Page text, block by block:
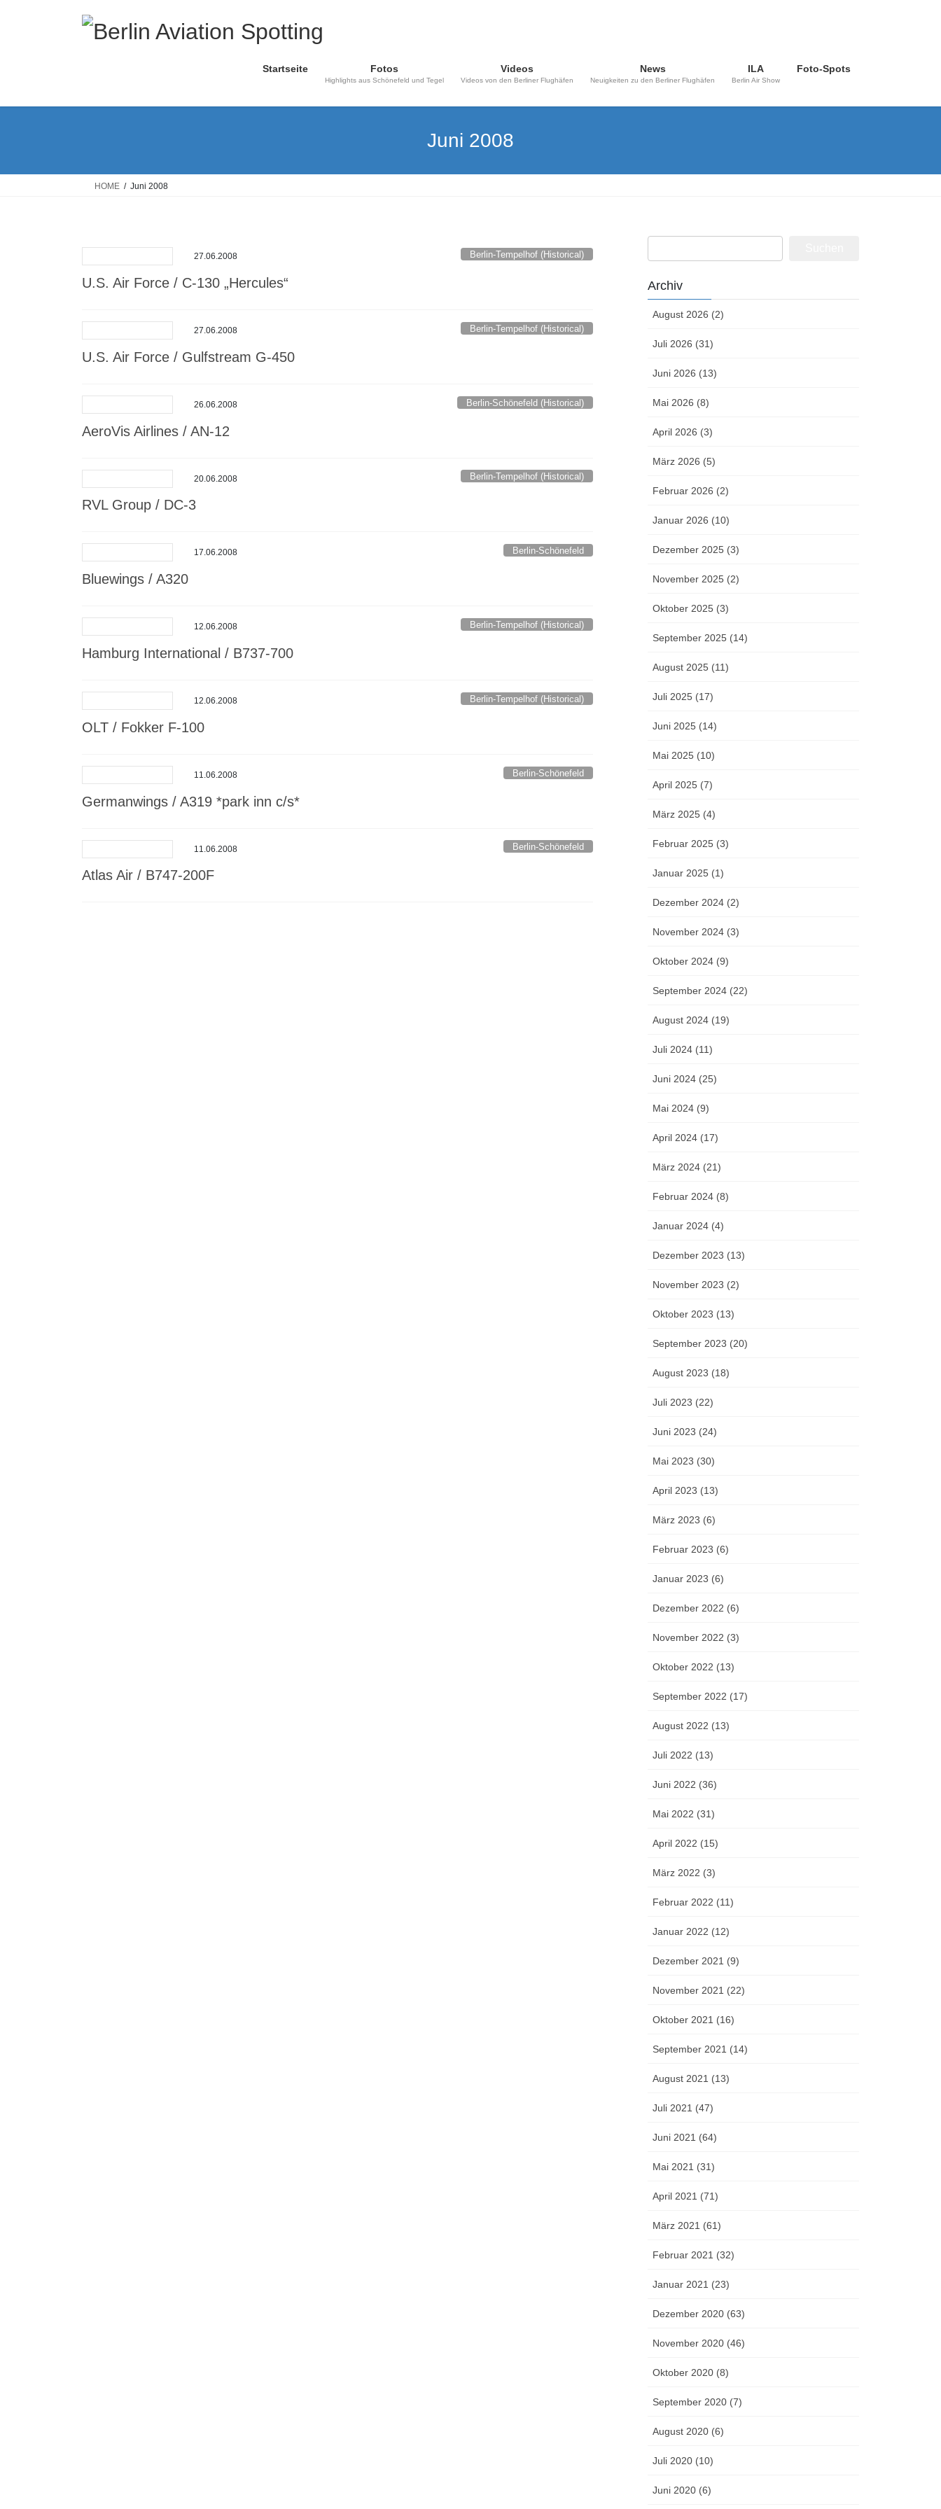
Startseite Fotos
Highlights aus Schönefeld und Tegel
Videos
Videos von den Berliner Flughäfen
News
Neuigkeiten zu den Berliner Flughäfen
ILA
Berlin Air Show
Foto-Spots
Juni 2008
HOME Juni 2008
27.06.2008 Berlin-Tempelhof (Historical)
U.S. Air Force / C-130 „Hercules“
27.06.2008 Berlin-Tempelhof (Historical)
U.S. Air Force / Gulfstream G-450
26.06.2008 Berlin-Schönefeld (Historical)
AeroVis Airlines / AN-12
20.06.2008 Berlin-Tempelhof (Historical)
RVL Group / DC-3
17.06.2008 Berlin-Schönefeld
Bluewings / A320
12.06.2008 Berlin-Tempelhof (Historical)
Hamburg International / B737-700
12.06.2008 Berlin-Tempelhof (Historical)
OLT / Fokker F-100
11.06.2008 Berlin-Schönefeld
Germanwings / A319 *park inn c/s*
11.06.2008 Berlin-Schönefeld
Atlas Air / B747-200F
nach:
Archiv
August 2026 (2)
Juli 2026 (31)
Juni 2026 (13)
Mai 2026 (8)
April 2026 (3)
März 2026 (5)
Februar 2026 (2)
Januar 2026 (10)
Dezember 2025 (3)
November 2025 (2)
Oktober 2025 (3)
September 2025 (14)
August 2025 (11)
Juli 2025 (17)
Juni 2025 (14)
Mai 2025 (10)
April 2025 (7)
März 2025 (4)
Februar 2025 (3)
Januar 2025 (1)
Dezember 2024 (2)
November 2024 (3)
Oktober 2024 (9)
September 2024 (22)
August 2024 (19)
Juli 2024 (11)
Juni 2024 (25)
Mai 2024 (9)
April 2024 (17)
März 2024 (21)
Februar 2024 (8)
Januar 2024 (4)
Dezember 2023 (13)
November 2023 (2)
Oktober 2023 (13)
September 2023 (20)
August 2023 (18)
Juli 2023 (22)
Juni 2023 (24)
Mai 2023 (30)
April 2023 (13)
März 2023 (6)
Februar 2023 (6)
Januar 2023 (6)
Dezember 2022 (6)
November 2022 (3)
Oktober 2022 (13)
September 2022 (17)
August 2022 (13)
Juli 2022 (13)
Juni 2022 (36)
Mai 2022 (31)
April 2022 (15)
März 2022 (3)
Februar 2022 (11)
Januar 2022 (12)
Dezember 2021 (9)
November 2021 (22)
Oktober 2021 (16)
September 2021 (14)
August 2021 (13)
Juli 2021 (47)
Juni 2021 (64)
Mai 2021 (31)
April 2021 (71)
März 2021 (61)
Februar 2021 (32)
Januar 2021 (23)
Dezember 2020 (63)
November 2020 (46)
Oktober 2020 (8)
September 2020 (7)
August 2020 (6)
Juli 2020 (10)
Juni 2020 (6)